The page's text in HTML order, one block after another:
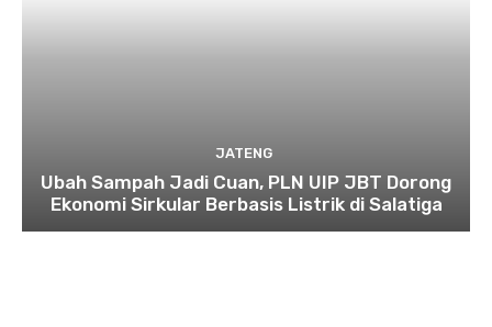
JATENG
Ubah Sampah Jadi Cuan, PLN UIP JBT Dorong
Ekonomi Sirkular Berbasis Listrik di Salatiga